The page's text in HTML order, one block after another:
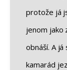
protože já
jenom jako
obnáší. A
kamarád